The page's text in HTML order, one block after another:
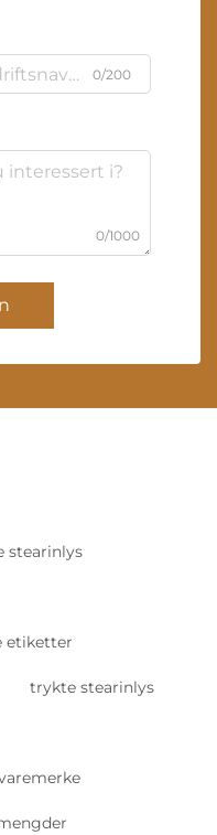
0/200
0/1000
stearinlys
etiketter
trykte stearinlys